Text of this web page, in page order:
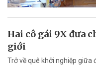
Hai cô gái 9X đưa
giới
Trở về quê khởi nghiệp giữa